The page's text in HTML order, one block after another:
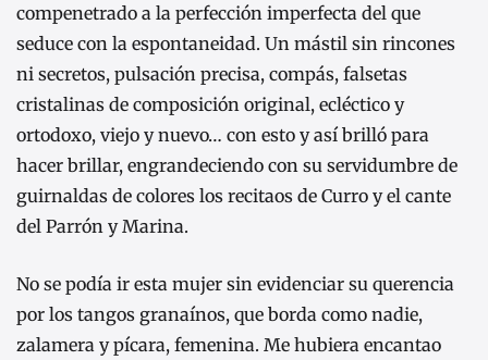
compenetrado a la perfección imperfecta del que
seduce con la espontaneidad. Un mástil sin rincones
ni secretos, pulsación precisa, compás, falsetas
cristalinas de composición original, ecléctico y
ortodoxo, viejo y nuevo… con esto y así brilló para
hacer brillar, engrandeciendo con su servidumbre de
guirnaldas de colores los recitaos de Curro y el cante
del Parrón y Marina.
No se podía ir esta mujer sin evidenciar su querencia
por los tangos granaínos, que borda como nadie,
zalamera y pícara, femenina. Me hubiera encantao